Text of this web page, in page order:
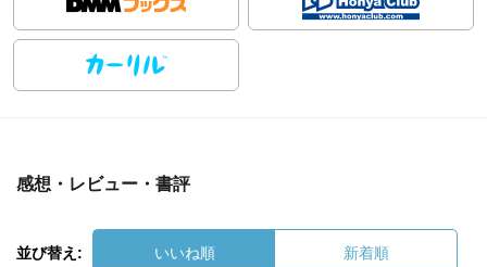
感想・レビュー・書評
並び替え: いいね順 新着順